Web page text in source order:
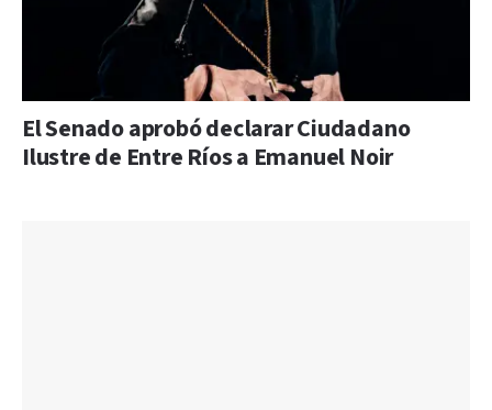
El Senado aprobó declarar Ciudadano
Ilustre de Entre Ríos a Emanuel Noir